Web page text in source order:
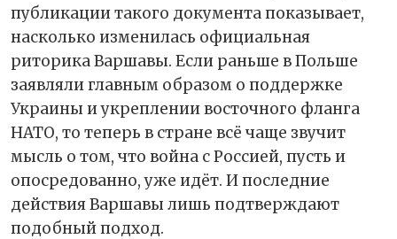
публикации такого документа показывает,
насколько изменилась официальная
риторика Варшавы. Если раньше в Польше
заявляли главным образом о поддержке
Украины и укреплении восточного фланга
НАТО, то теперь в стране всё чаще звучит
мысль о том, что война с Россией, пусть и
опосредованно, уже идёт. И последние
действия Варшавы лишь подтверждают
подобный подход.